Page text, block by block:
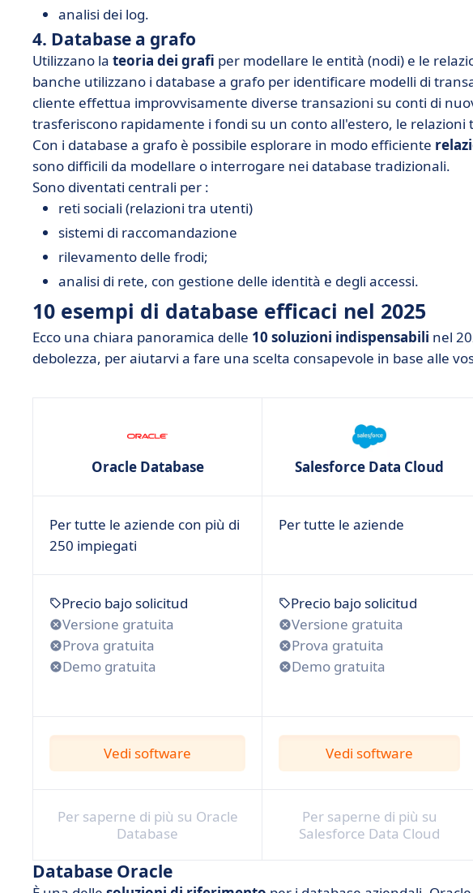
analisi dei log.
4. Database a grafo
Utilizzano la teoria dei grafi per modellare le entità (nodi) e le
banche utilizzano i database a grafo per identificare modelli di
cliente effettua improvvisamente diverse transazioni su conti di
trasferiscono rapidamente i fondi su un conto all'estero, le
Con i database a grafo è possibile esplorare in modo efficiente
sono difficili da modellare o interrogare nei database tradizionali.
Sono diventati centrali per :
reti sociali (relazioni tra utenti)
sistemi di raccomandazione
rilevamento delle frodi;
analisi di rete, con gestione delle identità e degli accessi.
10 esempi di database efficaci nel 2025
Ecco una chiara panoramica delle 10 soluzioni indispensabili nel
debolezza, per aiutarvi a fare una scelta consapevole in base alle
Oracle Database Salesforce Data Cloud
Per tutte le aziende con più di
250 impiegati
Per tutte le aziende
Precio bajo solicitud
Versione gratuita
Prova gratuita
Demo gratuita
Precio bajo solicitud
Versione gratuita
Prova gratuita
Demo gratuita
Vedi software Vedi software
Per saperne di più su Oracle
Database
Per saperne di più su
Salesforce Data Cloud
Database Oracle